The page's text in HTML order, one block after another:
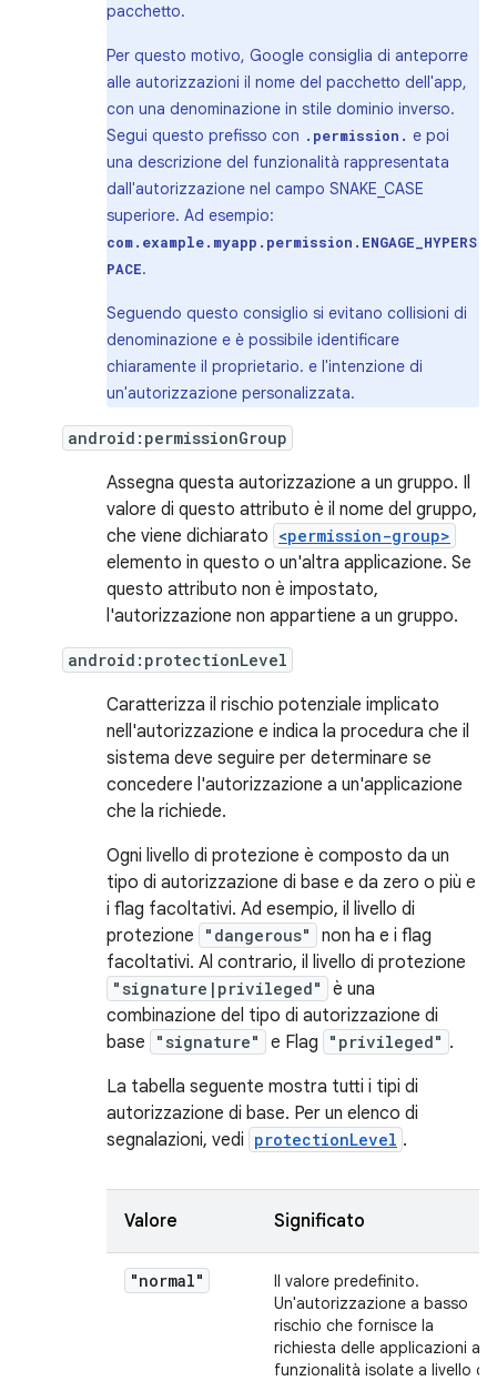
pacchetto.
Per questo motivo, Google consiglia di anteporre
alle autorizzazioni il nome del pacchetto dell'app,
con una denominazione in stile dominio inverso.
Segui questo prefisso con .permission. e poi
una descrizione del funzionalità rappresentata
dall'autorizzazione nel campo SNAKE_CASE
superiore. Ad esempio:
com.example.myapp.permission.ENGAGE_HYPERS
PACE.
Seguendo questo consiglio si evitano collisioni di
denominazione e è possibile identificare
chiaramente il proprietario. e l'intenzione di
un'autorizzazione personalizzata.
android:permissionGroup
Assegna questa autorizzazione a un gruppo. Il
valore di questo attributo è il nome del gruppo,
che viene dichiarato <permission-group>
elemento in questo o un'altra applicazione. Se
questo attributo non è impostato,
l'autorizzazione non appartiene a un gruppo.
android:protectionLevel
Caratterizza il rischio potenziale implicato
nell'autorizzazione e indica la procedura che il
sistema deve seguire per determinare se
concedere l'autorizzazione a un'applicazione
che la richiede.
Ogni livello di protezione è composto da un
tipo di autorizzazione di base e da zero o più e
i flag facoltativi. Ad esempio, il livello di
protezione
"dangerous"
non ha e i flag
facoltativi. Al contrario, il livello di protezione
"signature|privileged"
è una
combinazione del tipo di autorizzazione di
base
"signature" e Flag "privileged" .
La tabella seguente mostra tutti i tipi di
autorizzazione di base. Per un elenco di
segnalazioni, vedi protectionLevel .
Valore Significato
"normal"
Il valore predefinito.
Un'autorizzazione a basso
rischio che fornisce la
richiesta delle applicazioni a
funzionalità isolate a livello di